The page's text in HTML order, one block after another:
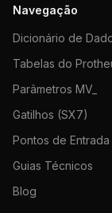
Navegação
Dicionário de
Tabelas do
Parâmetros MV_
Gatilhos (SX7)
Pontos de Entrada
Guias Técnicos
Blog